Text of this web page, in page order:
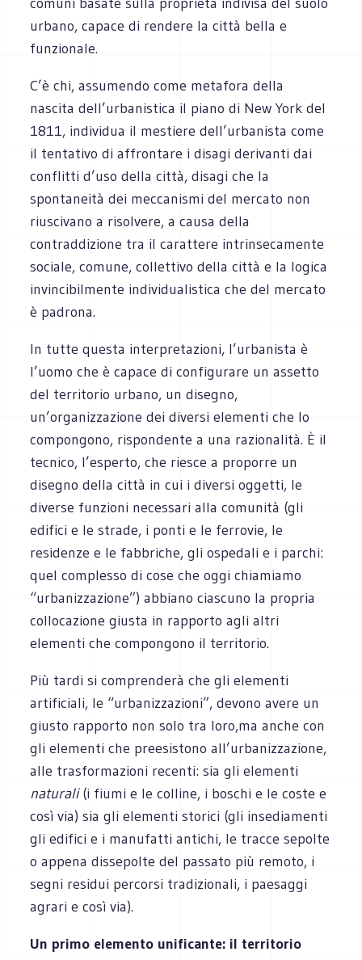
urbano, capace di rendere la città bella e
funzionale.
C’è chi, assumendo come metafora della
nascita dell’urbanistica il piano di New York del
1811, individua il mestiere dell’urbanista come
il tentativo di affrontare i disagi derivanti dai
conflitti d’uso della città, disagi che la
spontaneità dei meccanismi del mercato non
riuscivano a risolvere, a causa della
contraddizione tra il carattere intrinsecamente
sociale, comune, collettivo della città e la logica
invincibilmente individualistica che del mercato
è padrona.
In tutte questa interpretazioni, l’urbanista è
l’uomo che è capace di configurare un assetto
del territorio urbano, un disegno,
un’organizzazione dei diversi elementi che lo
compongono, rispondente a una razionalità. È il
tecnico, l’esperto, che riesce a proporre un
disegno della città in cui i diversi oggetti, le
diverse funzioni necessari alla comunità (gli
edifici e le strade, i ponti e le ferrovie, le
residenze e le fabbriche, gli ospedali e i parchi:
quel complesso di cose che oggi chiamiamo
“urbanizzazione”) abbiano ciascuno la propria
collocazione giusta in rapporto agli altri
elementi che compongono il territorio.
Più tardi si comprenderà che gli elementi
artificiali, le “urbanizzazioni”, devono avere un
giusto rapporto non solo tra loro,ma anche con
gli elementi che preesistono all’urbanizzazione,
alle trasformazioni recenti: sia gli elementi
naturali(i fiumi e le colline, i boschi e le coste e
così via) sia gli elementi storici (gli insediamenti
gli edifici e i manufatti antichi, le tracce sepolte
o appena dissepolte del passato più remoto, i
segni residui percorsi tradizionali, i paesaggi
agrari e così via).
Un primo elemento unificante: il territorio